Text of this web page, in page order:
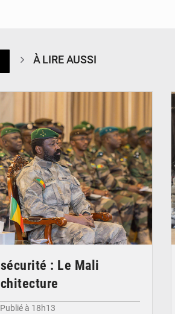
À LIRE AUSSI
: Le Mali
Publié à 18h13